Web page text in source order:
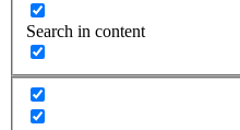
Search in content